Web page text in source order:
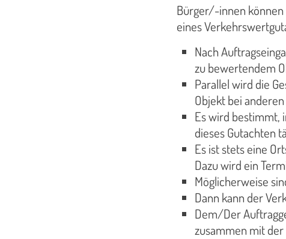
Bürger/-innen können
eines
Nach
zu bewertendem
Parallel wird die
Objekt bei
Es wird bestimmt,
dieses Gutachten
Es ist stets eine
Dazu wird ein
Möglicherweise
Dann kann der
Dem/Der
zusammen mit